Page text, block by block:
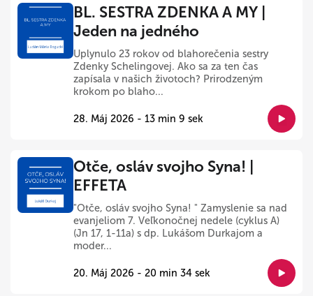
BL. SESTRA ZDENKA A MY |
Jeden na jedného
Uplynulo 23 rokov od blahorečenia sestry
Zdenky Schelingovej. Ako sa za ten čas
zapísala v našich životoch? Prirodzeným
krokom po blaho...
28. Máj 2026 - 13 min 9 sek
Otče, osláv svojho Syna! |
EFFETA
"Otče, osláv svojho Syna! " Zamyslenie sa nad
evanjeliom 7. Veľkonočnej nedele (cyklus A)
(Jn 17, 1-11a) s dp. Lukášom Durkajom a
moder...
20. Máj 2026 - 20 min 34 sek